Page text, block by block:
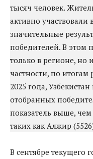
тысяч человек.
активно участвовали
значительные
победителей. В этом
только в регионе, но
частности, по
2025 года,
отобранных
показатель выше,
таких как Алжир
В сентябре текущего